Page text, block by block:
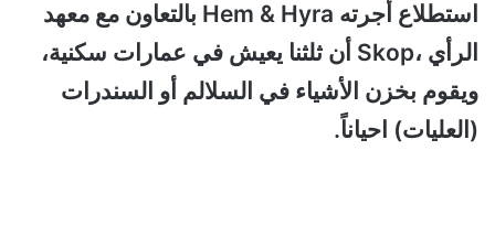
استطلاع أجرته Hem & Hyra بالتعاون مع معهد
الرأي ،Skop أن ثلثنا يعيش في عمارات سكنية،
ويقوم بخزن الأشياء في السلالم أو السندرات
(العليات) احياناً.